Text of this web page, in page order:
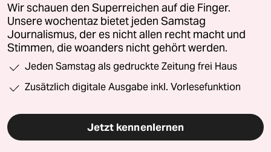
Wir schauen den Superreichen auf die Finger.
Unsere wochentaz bietet jeden Samstag
Journalismus, der es nicht allen recht macht und
Stimmen, die woanders nicht gehört werden.
Jeden Samstag als gedruckte Zeitung frei Haus
Zusätzlich digitale Ausgabe inkl. Vorlesefunktion
Jetzt kennenlernen